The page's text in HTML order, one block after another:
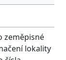
zeměpisné
lokality